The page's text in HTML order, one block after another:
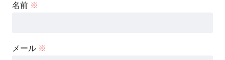
名前 ※
メール ※